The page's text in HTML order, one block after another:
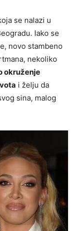
se nalazi u
Iako se
novo stambeno
nekoliko
okruženje
i želju da
sina, malog